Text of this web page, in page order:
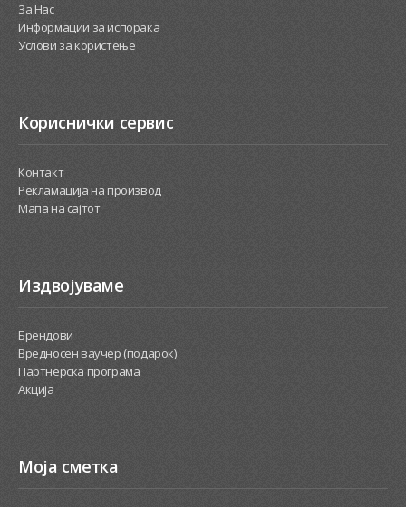
За Нас
Информации за испорака
Услови за користење
Кориснички сервис
Контакт
Рекламација на производ
Мапа на сајтот
Издвојуваме
Брендови
Вредносен ваучер (подарок)
Партнерска програма
Акција
Моја сметка